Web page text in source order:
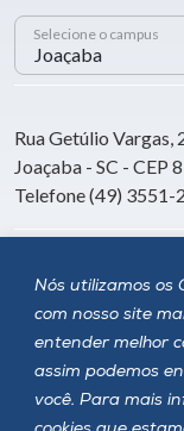
Nós utilizamos os
com nosso site
entender melhor
assim podemos
você. Para mais
Selecione o campus
Rua Getúlio Vargas,
Joaçaba - SC - CEP
Telefone (49) 3551-
Siga a